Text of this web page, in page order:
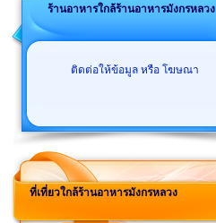
ร้านอาหารใกล้ร้านอาหารมังกรหลวง
ติดต่อให้ข้อมูล หรือ โฆษณา
ที่เที่ยวใกล้ร้านอาหารมังกรหลวง